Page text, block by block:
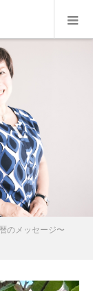
のメッセージ〜